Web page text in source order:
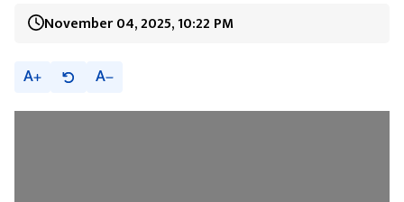
November 04, 2025, 10:22 PM
A A